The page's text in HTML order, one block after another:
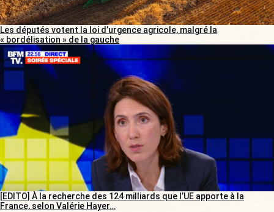
Les députés votent la loi d’urgence agricole, malgré la
« bordélisation » de la gauche
[EDITO] À la recherche des 124 milliards que l’UE apporte à la
France, selon Valérie Hayer…